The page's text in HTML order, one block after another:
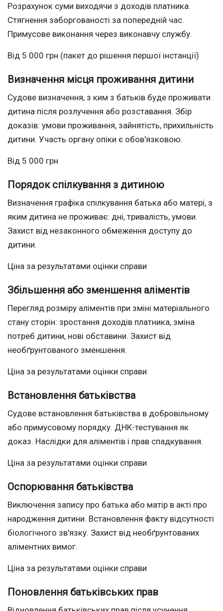
Розрахунок суми виходячи з доходів платника.
Стягнення заборгованості за попередній час.
Примусове виконання через виконавчу службу.
Від 5 000 грн (пакет до рішення першої інстанції)
Визначення місця проживання дитини
Судове визначення, з ким з батьків буде проживати
дитина після розлучення або розставання. Збір
доказів: умови проживання, зайнятість, прихильність
дитини. Участь органу опіки є обов'язковою.
Від 5 000 грн
Порядок спілкування з дитиною
Визначення графіка спілкування батька або матері, з
яким дитина не проживає: дні, тривалість, умови.
Захист від незаконного обмеження доступу до
дитини.
Ціна за результатами оцінки справи
Збільшення або зменшення аліментів
Перегляд розміру аліментів при зміні матеріального
стану сторін: зростання доходів платника, зміна
потреб дитини, нові обставини. Захист від
необґрунтованого зменшення.
Ціна за результатами оцінки справи
Встановлення батьківства
Судове встановлення батьківства в добровільному
або примусовому порядку. ДНК-тестування як
доказ. Наслідки для аліментів і прав спадкування.
Ціна за результатами оцінки справи
Оспорювання батьківства
Виключення запису про батька або матір в акті про
народження дитини. Встановлення факту відсутності
біологічного зв'язку. Захист від необґрунтованих
аліментних вимог.
Ціна за результатами оцінки справи
Поновлення батьківських прав